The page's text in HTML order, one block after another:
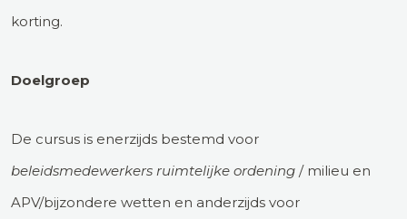
korting.
Doelgroep
De cursus is enerzijds bestemd voor
beleidsmedewerkers ruimtelijke ordening / milieu en
APV/bijzondere wetten en anderzijds voor